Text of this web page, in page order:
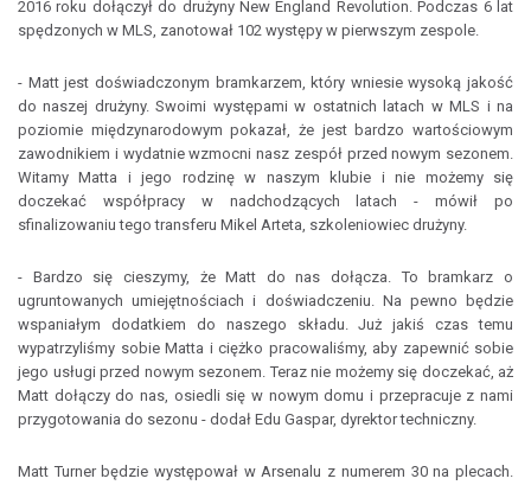
2016 roku dołączył do drużyny New England Revolution. Podczas 6 lat
spędzonych w MLS, zanotował 102 występy w pierwszym zespole.
- Matt jest doświadczonym bramkarzem, który wniesie wysoką jakość
do naszej drużyny. Swoimi występami w ostatnich latach w MLS i na
poziomie międzynarodowym pokazał, że jest bardzo wartościowym
zawodnikiem i wydatnie wzmocni nasz zespół przed nowym sezonem.
Witamy Matta i jego rodzinę w naszym klubie i nie możemy się
doczekać współpracy w nadchodzących latach - mówił po
sfinalizowaniu tego transferu Mikel Arteta, szkoleniowiec drużyny.
- Bardzo się cieszymy, że Matt do nas dołącza. To bramkarz o
ugruntowanych umiejętnościach i doświadczeniu. Na pewno będzie
wspaniałym dodatkiem do naszego składu. Już jakiś czas temu
wypatrzyliśmy sobie Matta i ciężko pracowaliśmy, aby zapewnić sobie
jego usługi przed nowym sezonem. Teraz nie możemy się doczekać, aż
Matt dołączy do nas, osiedli się w nowym domu i przepracuje z nami
przygotowania do sezonu - dodał Edu Gaspar, dyrektor techniczny.
Matt Turner będzie występował w Arsenalu z numerem 30 na plecach.